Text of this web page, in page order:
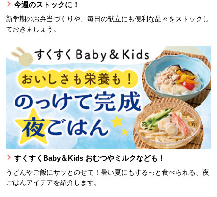
今週のストックに！
新学期のお弁当づくりや、毎日の献立にも便利な品々をストックし
ておきましょう。
すくすくBaby＆Kids おむつやミルクなども！
うどんやご飯にサッとのせて！暑い夏にもするっと食べられる、夜
ごはんアイデアを紹介します。